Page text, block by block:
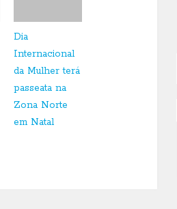
Dia
Internacional
da Mulher terá
passeata na
Zona Norte
em Natal